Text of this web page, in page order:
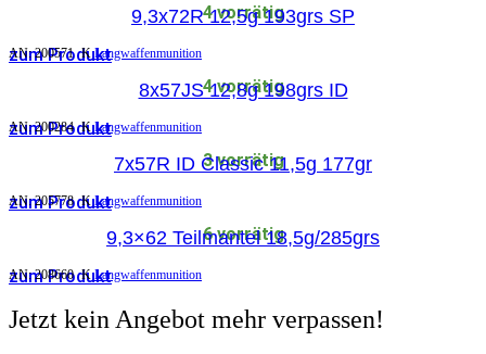
4 vorrätig
9,3x72R 12,5g 193grs SP
zum Produkt
AN:200571 K Langwaffenmunition
4 vorrätig
8x57JS 12,8g 198grs ID
zum Produkt
AN:200284 K Langwaffenmunition
3 vorrätig
7x57R ID Classic 11,5g 177gr
zum Produkt
AN:205778 K Langwaffenmunition
6 vorrätig
9,3×62 Teilmantel 18,5g/285grs
zum Produkt
AN:208660 K Langwaffenmunition
Jetzt kein Angebot mehr verpassen!